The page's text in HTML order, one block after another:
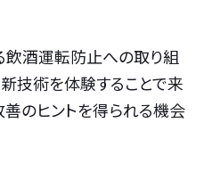
飲酒運転防止への取り組
技術を体験することで来
のヒントを得られる機会